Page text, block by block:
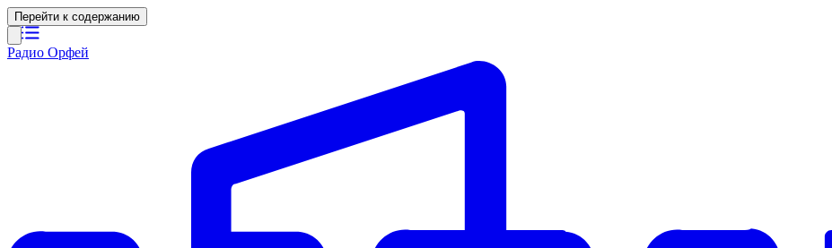
Перейти к содержанию
Радио Орфей